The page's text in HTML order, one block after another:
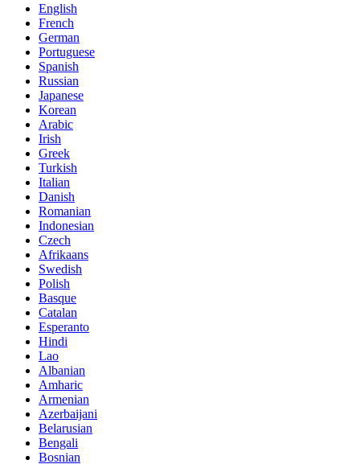
English
French
German
Portuguese
Spanish
Russian
Japanese
Korean
Arabic
Irish
Greek
Turkish
Italian
Danish
Romanian
Indonesian
Czech
Afrikaans
Swedish
Polish
Basque
Catalan
Esperanto
Hindi
Lao
Albanian
Amharic
Armenian
Azerbaijani
Belarusian
Bengali
Bosnian